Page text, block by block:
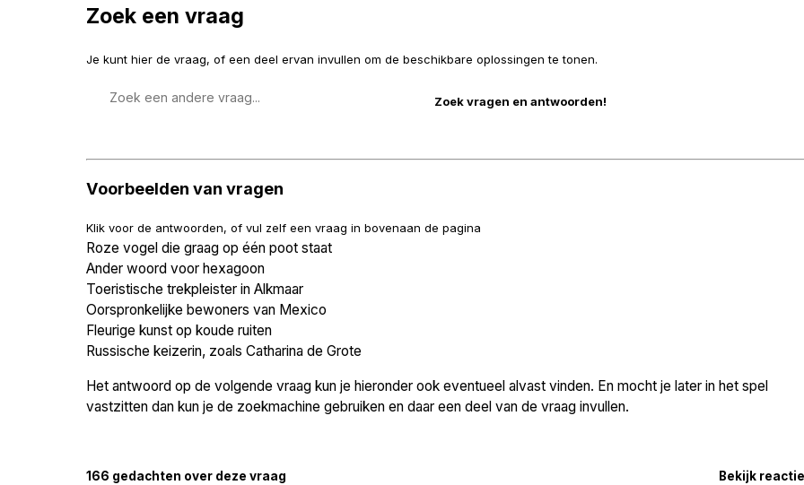
Zoek een vraag
Je kunt hier de vraag, of een deel ervan invullen om de beschikbare oplossingen te tonen.
Voorbeelden van vragen
Klik voor de antwoorden, of vul zelf een vraag in bovenaan de pagina
Roze vogel die graag op één poot staat
Ander woord voor hexagoon
Toeristische trekpleister in Alkmaar
Oorspronkelijke bewoners van Mexico
Fleurige kunst op koude ruiten
Russische keizerin, zoals Catharina de Grote
Het antwoord op de volgende vraag kun je hieronder ook eventueel alvast vinden. En mocht je later in het spel
vastzitten dan kun je de zoekmachine gebruiken en daar een deel van de vraag invullen.
166 gedachten over deze vraag Bekijk